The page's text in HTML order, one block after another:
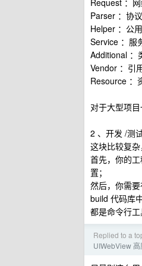
Request ：
Parser ：协
Helper ：公
Service ：服
Additional ：
Vendor ：引
Resource ：
对于大型项
2 、开发 /测
这块比较复
首先，你的
置；
然后，你需
build 代码库
都是命令行工
Replied to a
UIWebView 高